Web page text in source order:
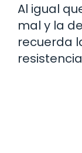
Al igual
mal y la
recuerda